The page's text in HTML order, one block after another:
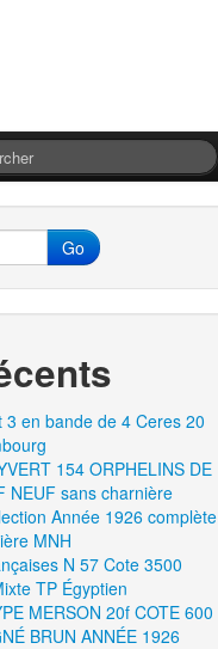
Go
en bande de 4 Ceres 20
154 ORPHELINS DE
NEUF sans charnière
Année 1926 complète
MNH
N 57 Cote 3500
TP Égyptien
MERSON 20f COTE 600
BRUN ANNÉE 1926